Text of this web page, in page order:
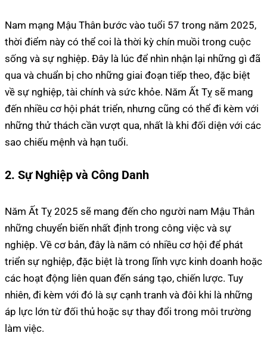
Nam mạng Mậu Thân bước vào tuổi 57 trong năm 2025,
thời điểm này có thể coi là thời kỳ chín muồi trong cuộc
sống và sự nghiệp. Đây là lúc để nhìn nhận lại những gì đã
qua và chuẩn bị cho những giai đoạn tiếp theo, đặc biệt
về sự nghiệp, tài chính và sức khỏe. Năm Ất Tỵ sẽ mang
đến nhiều cơ hội phát triển, nhưng cũng có thể đi kèm với
những thử thách cần vượt qua, nhất là khi đối diện với các
sao chiếu mệnh và hạn tuổi.
2. Sự Nghiệp và Công Danh
Năm Ất Tỵ 2025 sẽ mang đến cho người nam Mậu Thân
những chuyển biến nhất định trong công việc và sự
nghiệp. Về cơ bản, đây là năm có nhiều cơ hội để phát
triển sự nghiệp, đặc biệt là trong lĩnh vực kinh doanh hoặc
các hoạt động liên quan đến sáng tạo, chiến lược. Tuy
nhiên, đi kèm với đó là sự cạnh tranh và đôi khi là những
áp lực lớn từ đối thủ hoặc sự thay đổi trong môi trường
làm việc.